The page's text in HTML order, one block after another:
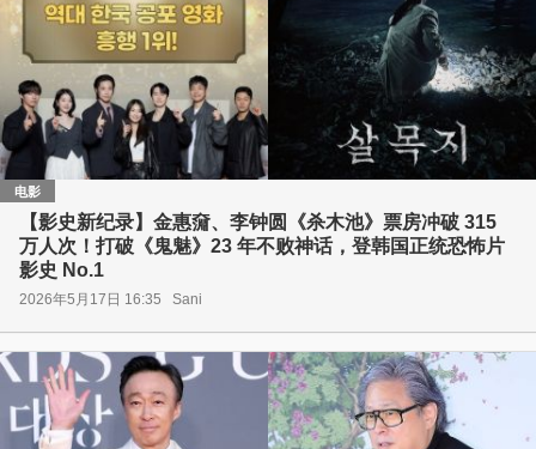
电影
【影史新纪录】金惠奫、李钟圆《杀木池》票房冲破 315
万人次！打破《鬼魅》23 年不败神话，登韩国正统恐怖片
影史 No.1
2026年5月17日 16:35 Sani